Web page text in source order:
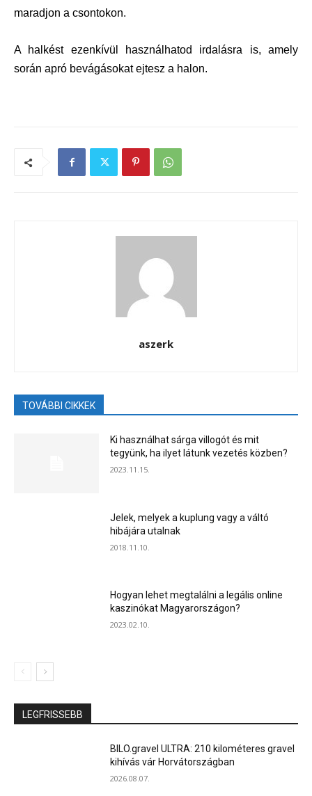
maradjon a csontokon.
A halkést ezenkívül használhatod irdalásra is, amely
során apró bevágásokat ejtesz a halon.
aszerk
TOVÁBBI CIKKEK
Ki használhat sárga villogót és mit
tegyünk, ha ilyet látunk vezetés közben?
2023.11.15.
Jelek, melyek a kuplung vagy a váltó
hibájára utalnak
2018.11.10.
Hogyan lehet megtalálni a legális online
kaszinókat Magyarországon?
2023.02.10.
LEGFRISSEBB
BILO.gravel ULTRA: 210 kilométeres gravel
kihívás vár Horvátországban
2026.08.07.